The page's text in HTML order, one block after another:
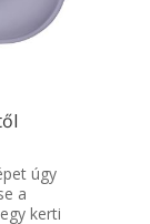
úgy
a
kerti